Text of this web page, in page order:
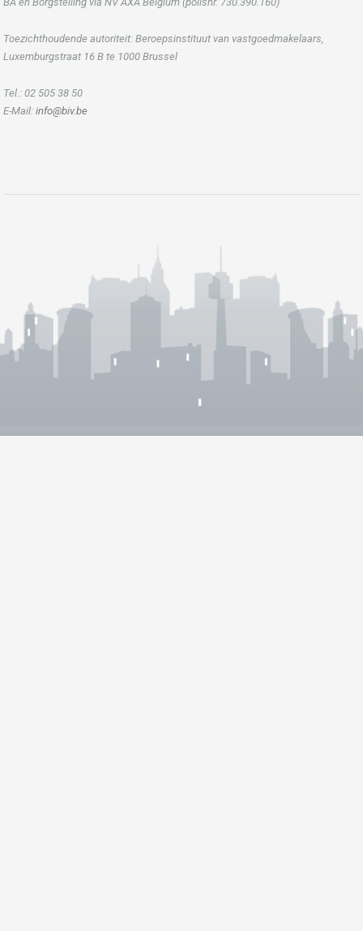
Toezichthoudende autoriteit: Beroepsinstituut van vastgoedmakelaars,
Luxemburgstraat 16 B te 1000 Brussel
Tel.: 02 505 38 50
E-Mail: info@biv.be